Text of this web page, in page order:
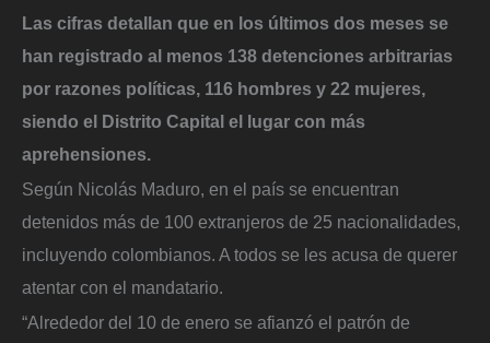
Las cifras detallan que en los últimos dos meses se
han registrado al menos 138 detenciones arbitrarias
por razones políticas, 116 hombres y 22 mujeres,
siendo el Distrito Capital el lugar con más
aprehensiones.
Según Nicolás Maduro, en el país se encuentran
detenidos más de 100 extranjeros de 25 nacionalidades,
incluyendo colombianos. A todos se les acusa de querer
atentar con el mandatario.
“Alrededor del 10 de enero se afianzó el patrón de